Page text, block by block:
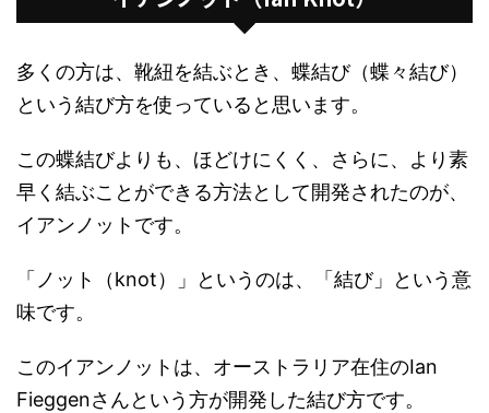
多くの方は、靴紐を結ぶとき、蝶結び（蝶々結び）
という結び方を使っていると思います。
この蝶結びよりも、ほどけにくく、さらに、より素
早く結ぶことができる方法として開発されたのが、
イアンノットです。
「ノット（knot）」というのは、「結び」という意
味です。
このイアンノットは、オーストラリア在住のIan
Fieggenさんという方が開発した結び方です。